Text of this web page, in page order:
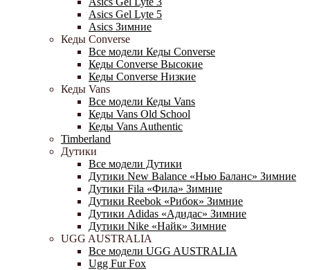
Asics Gel Lyte 5
Asics Зимние
Кеды Converse
Все модели Кеды Converse
Кеды Converse Высокие
Кеды Converse Низкие
Кеды Vans
Все модели Кеды Vans
Кеды Vans Old School
Кеды Vans Authentic
Timberland
Дутики
Все модели Дутики
Дутики New Balance «Нью Баланс» Зимние
Дутики Fila «Фила» Зимние
Дутики Reebok «Рибок» Зимние
Дутики Adidas «Адидас» Зимние
Дутики Nike «Найк» Зимние
UGG AUSTRALIA
Все модели UGG AUSTRALIA
Ugg Fur Fox